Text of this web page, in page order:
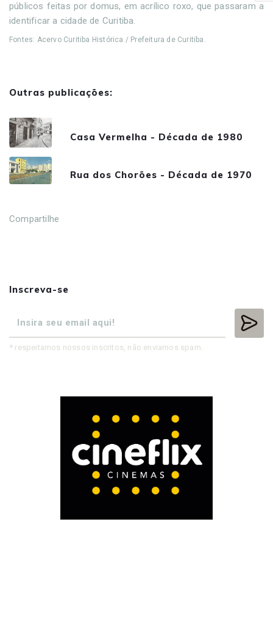
públicos feitas por domus, em acrílico roxo, que passaram a
identificar a cidade de Curitiba.
Fontes: Acervo Curitiba Histórica / Prefeitura de Curitiba.
Outras publicações:
Casa Vermelha - Década de 1980
Rua dos Chorões - Década de 1970
Compartilhe
Inscreva-se
* respeitamos nossos inscritos, não enviamos spam.